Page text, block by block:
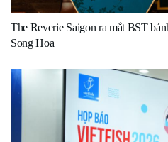
The Reverie Saigon ra mắt BST
Song Hoa